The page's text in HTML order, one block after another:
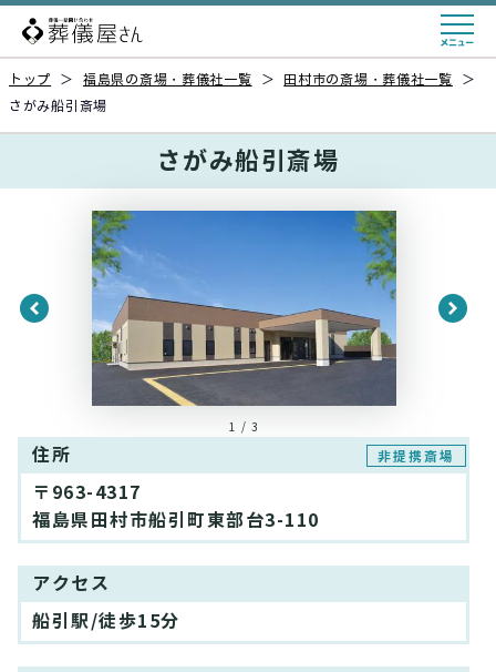
トップ ＞ 福島県の斎場・葬儀社一覧 ＞ 田村市の斎場・葬儀社一覧
＞
さがみ船引斎場
さがみ船引斎場
1 / 3
住所 非提携斎場
〒963-4317
福島県田村市船引町東部台3-110
アクセス
船引駅/徒歩15分